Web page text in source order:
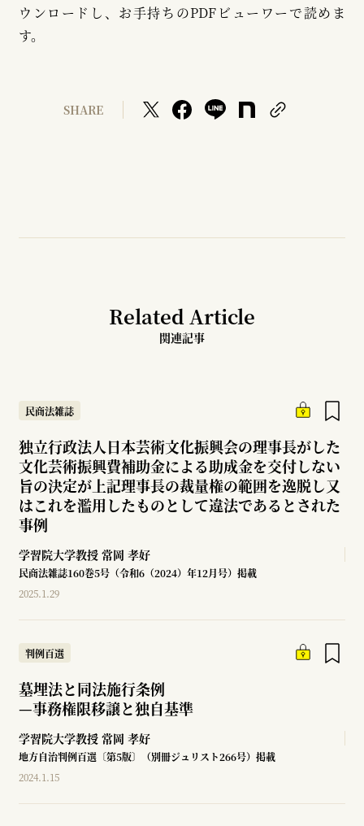
ウンロードし、お手持ちのPDFビューワーで読めま
す。
SHARE
Related Article
関連記事
民商法雑誌
独立行政法人日本芸術文化振興会の理事長がした
文化芸術振興費補助金による助成金を交付しない
旨の決定が上記理事長の裁量権の範囲を逸脱し又
はこれを濫用したものとして違法であるとされた
事例
学習院大学教授 常岡 孝好
民商法雑誌160巻5号（令和6（2024）年12月号）掲載
2025.1.29
判例百選
墓埋法と同法施行条例
—事務権限移譲と独自基準
学習院大学教授 常岡 孝好
地方自治判例百選〔第5版〕（別冊ジュリスト266号）掲載
2024.1.15